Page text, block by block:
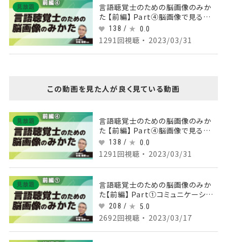
見放題
言語聴覚士のための脳画像のみか
た 【前編】 Part④脳画像で見る嚥
下・言語・聴覚領域
138 / 0.0
1291回視聴 ・ 2023/03/31
この動画を見た人が良く見ている動画
見放題
言語聴覚士のための脳画像のみか
た 【前編】 Part④脳画像で見る嚥
下・言語・聴覚領域
138 / 0.0
1291回視聴 ・ 2023/03/31
見放題
言語聴覚士のための脳画像のみか
た【前編】 Part①コミュニケーション
に関わる主な領域
208 / 5.0
2692回視聴 ・ 2023/03/17